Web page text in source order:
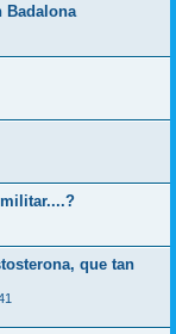
Badalona
que tan